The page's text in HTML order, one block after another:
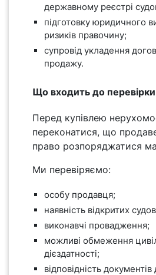
державному реєстрі
підготовку юридичного
ризиків правочину;
супровід укладення
продажу.
Що входить до
Перед купівлею
переконатися, що
право розпоряджатися
Ми перевіряємо:
особу продавця;
наявність відкритих
виконавчі провадження;
можливі обмеження
дієздатності;
відповідність